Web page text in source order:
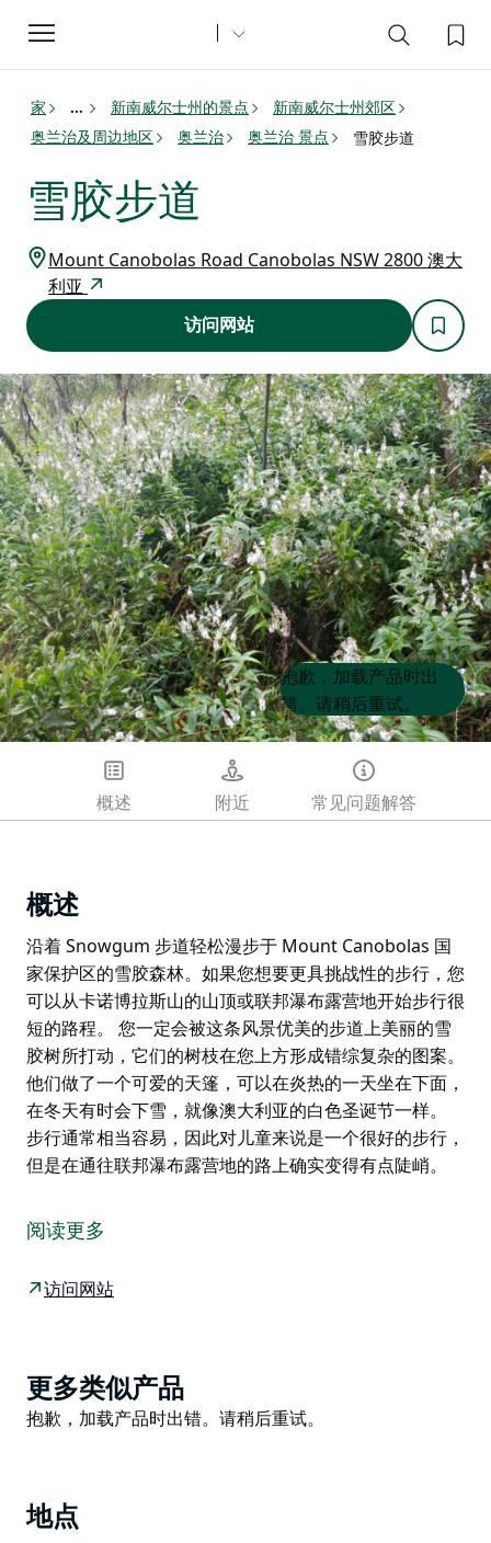
Toggle
navigation
家 ... 新南威尔士州的景点
新南威尔士州郊区
奥兰治及周边地区
奥兰治 奥兰治 景点 雪胶步道
雪胶步道
Mount Canobolas Road Canobolas NSW 2800 澳大
利亚
访问网站
Product
List
Product
List
抱歉，加载产品时出
错。请稍后重试。
概述 附近 常见问题解答
概述
沿着 Snowgum 步道轻松漫步于 Mount Canobolas 国
家保护区的雪胶森林。如果您想要更具挑战性的步行，您
可以从卡诺博拉斯山的山顶或联邦瀑布露营地开始步行很
短的路程。 您一定会被这条风景优美的步道上美丽的雪
胶树所打动，它们的树枝在您上方形成错综复杂的图案。
他们做了一个可爱的天篷，可以在炎热的一天坐在下面，
在冬天有时会下雪，就像澳大利亚的白色圣诞节一样。
步行通常相当容易，因此对儿童来说是一个很好的步行，
但是在通往联邦瀑布露营地的路上确实变得有点陡峭。
家保护区的雪胶森林。如果您想要更具挑战性的步行，您
可以从卡诺博拉斯山的山顶或联邦瀑布露营地开始步行很
短的路程。
下雪，就像澳大利亚的白色圣诞节一样。
步行通常相当容易，因此对儿童来说是一个很好的步行，
阅读更多
访问网站
Product
List
更多类似产品
Product
抱歉，加载产品时出错。请稍后重试。
地点